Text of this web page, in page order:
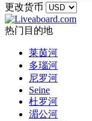
更改货币
热门目的地
莱茵河
多瑙河
尼罗河
Seine
杜罗河
湄公河